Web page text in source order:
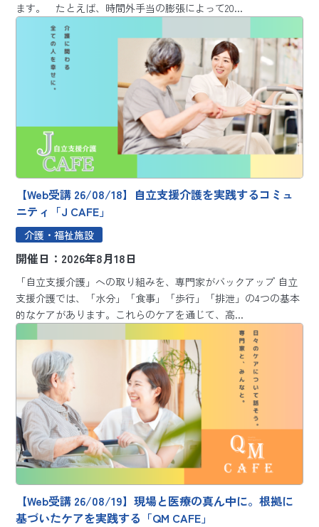
ます。 たとえば、時間外手当の膨張によって20...
【Web受講 26/08/18】自立支援介護を実践するコミュ
ニティ「J CAFE」
介護・福祉施設
開催日：2026年8月18日
「自立支援介護」への取り組みを、専門家がバックアップ 自立
支援介護では、「水分」「食事」「歩行」「排泄」の4つの基本
的なケアがあります。これらのケアを通じて、高...
【Web受講 26/08/19】現場と医療の真ん中に。根拠に
基づいたケアを実践する「QM CAFE」